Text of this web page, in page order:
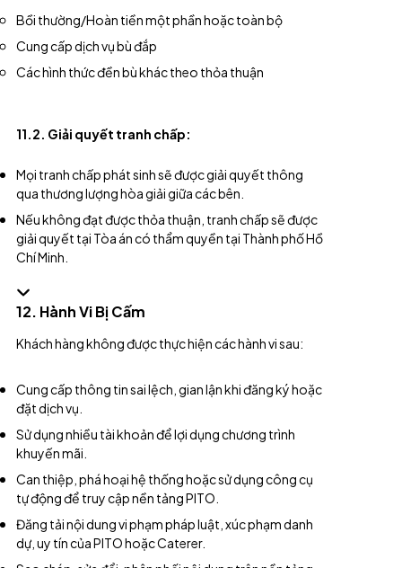
Bồi thường/Hoàn tiền một phần hoặc toàn bộ
Cung cấp dịch vụ bù đắp
Các hình thức đền bù khác theo thỏa thuận
11.2. Giải quyết tranh chấp:
Mọi tranh chấp phát sinh sẽ được giải quyết thông
qua thương lượng hòa giải giữa các bên.
Nếu không đạt được thỏa thuận, tranh chấp sẽ được
giải quyết tại Tòa án có thẩm quyền tại Thành phố Hồ
Chí Minh.
12. Hành Vi Bị Cấm
Khách hàng không được thực hiện các hành vi sau:
Cung cấp thông tin sai lệch, gian lận khi đăng ký hoặc
đặt dịch vụ.
Sử dụng nhiều tài khoản để lợi dụng chương trình
khuyến mãi.
Can thiệp, phá hoại hệ thống hoặc sử dụng công cụ
tự động để truy cập nền tảng PITO.
Đăng tải nội dung vi phạm pháp luật, xúc phạm danh
dự, uy tín của PITO hoặc Caterer.